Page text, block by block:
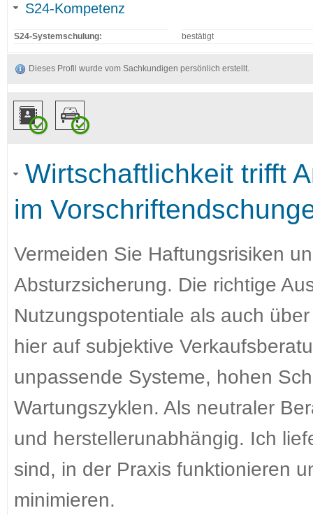
S24-Kompetenz
S24-Systemschulung: bestätigt
Dieses Profil wurde vom Sachkundigen persönlich erstellt.
Wirtschaftlichkeit trifft
im
Vermeiden Sie Haftungsrisiken
Absturzsicherung. Die richtige
Nutzungspotentiale als auch
hier auf subjektive
unpassende Systeme, hohen
Wartungszyklen. Als neutraler
und herstellerunabhängig. Ich
sind, in der Praxis funktionieren
minimieren.